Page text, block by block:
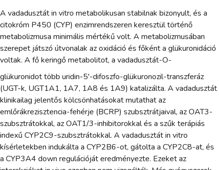
A vadadusztát in vitro metabolikusan stabilnak bizonyult, és a
citokróm P450 (CYP) enzimrendszeren keresztül történő
metabolizmusa minimális mértékű volt. A metabolizmusában
szerepet játszó útvonalak az oxidáció és főként a glükuronidáció
voltak. A fő keringő metabolitot, a vadadusztát-O-
glükuronidot több uridin-5'-difoszfo-glükuronozil-transzferáz
(UGT-k, UGT1A1, 1A7, 1A8 és 1A9) katalizálta. A vadadusztát
klinikailag jelentős kölcsönhatásokat mutathat az
emlőrákrezisztencia-fehérje (BCRP) szubsztrátjaival, az OAT3-
szubsztrátokkal, az OAT1/3-inhibitorokkal és a szűk terápiás
indexű CYP2C9-szubsztrátokkal. A vadadusztát in vitro
kísérletekben indukálta a CYP2B6-ot, gátolta a CYP2C8-at, és
a CYP3A4 down regulációját eredményezte. Ezeket az